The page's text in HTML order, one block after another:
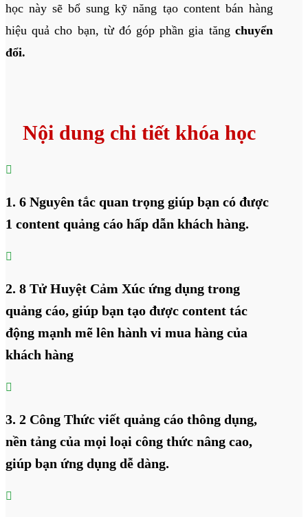
học này sẽ bổ sung kỹ năng tạo content bán hàng
hiệu quả cho bạn, từ đó góp phần gia tăng chuyển
đổi.
Nội dung chi tiết khóa học

1. 6 Nguyên tắc quan trọng giúp bạn có được
1 content quảng cáo hấp dẫn khách hàng.

2. 8 Tử Huyệt Cảm Xúc ứng dụng trong
quảng cáo, giúp bạn tạo được content tác
động mạnh mẽ lên hành vi mua hàng của
khách hàng

3. 2 Công Thức viết quảng cáo thông dụng,
nền tảng của mọi loại công thức nâng cao,
giúp bạn ứng dụng dễ dàng.
